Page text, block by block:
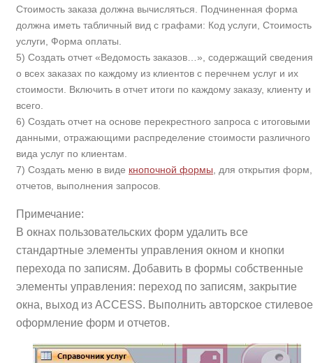
Стоимость заказа должна вычисляться. Подчиненная форма
должна иметь табличный вид с графами: Код услуги, Стоимость
услуги, Форма оплаты.
5) Создать отчет «Ведомость заказов…», содержащий сведения
о всех заказах по каждому из клиентов с перечнем услуг и их
стоимости. Включить в отчет итоги по каждому заказу, клиенту и
всего.
6) Создать отчет на основе перекрестного запроса с итоговыми
данными, отражающими распределение стоимости различного
вида услуг по клиентам.
7) Создать меню в виде кнопочной формы, для открытия форм,
отчетов, выполнения запросов.
Примечание:
В окнах пользовательских форм удалить все
стандартные элементы управления окном и кнопки
перехода по записям. Добавить в формы собственные
элементы управления: переход по записям, закрытие
окна, выход из ACCESS. Выполнить авторское стилевое
оформление форм и отчетов.